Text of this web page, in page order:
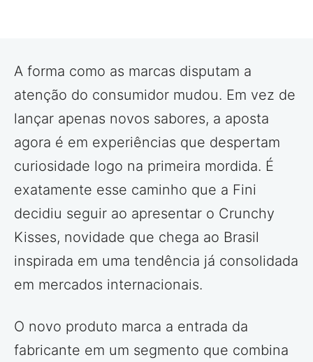
A forma como as marcas disputam a
atenção do consumidor mudou. Em vez de
lançar apenas novos sabores, a aposta
agora é em experiências que despertam
curiosidade logo na primeira mordida. É
exatamente esse caminho que a Fini
decidiu seguir ao apresentar o Crunchy
Kisses, novidade que chega ao Brasil
inspirada em uma tendência já consolidada
em mercados internacionais.
O novo produto marca a entrada da
fabricante em um segmento que combina